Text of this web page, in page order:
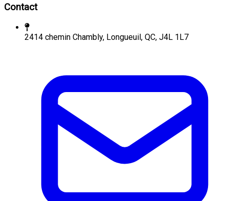
Contact
2414 chemin Chambly, Longueuil, QC, J4L 1L7